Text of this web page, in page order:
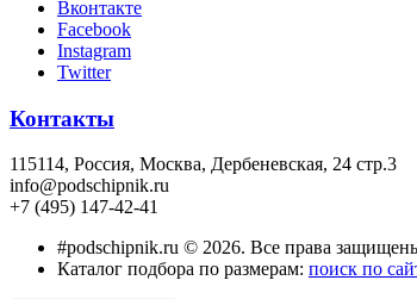
Вконтакте
Facebook
Instagram
Twitter
Контакты
115114, Россия, Москва, Дербеневская, 24 стр.3
info@podschipnik.ru
+7 (495) 147-42-41
#podschipnik.ru © 2026. Все права
Каталог подбора по размерам: поиск по